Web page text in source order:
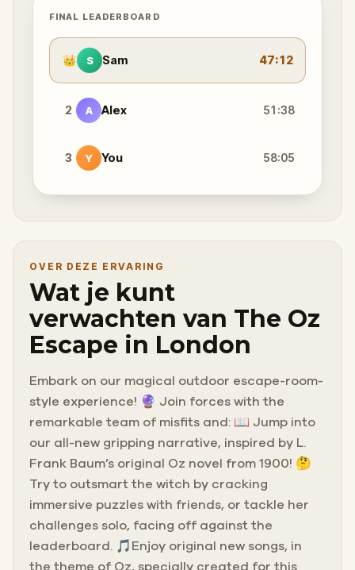
FINAL LEADERBOARD
👑 S Sam 47:12
2 A Alex 51:38
3 Y You 58:05
OVER DEZE ERVARING
Wat je kunt
verwachten van The Oz
Escape in London
Embark on our magical outdoor escape-room-
style experience! 🔮 Join forces with the
remarkable team of misfits and: 📖 Jump into
our all-new gripping narrative, inspired by L.
Frank Baum’s original Oz novel from 1900! 🤔
Try to outsmart the witch by cracking
immersive puzzles with friends, or tackle her
challenges solo, facing off against the
leaderboard. 🎵Enjoy original new songs, in
the theme of Oz, specially created for this